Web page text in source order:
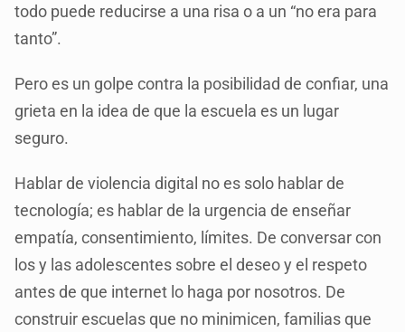
todo puede reducirse a una risa o a un “no era para
tanto”.
Pero es un golpe contra la posibilidad de confiar, una
grieta en la idea de que la escuela es un lugar
seguro.
Hablar de violencia digital no es solo hablar de
tecnología; es hablar de la urgencia de enseñar
empatía, consentimiento, límites. De conversar con
los y las adolescentes sobre el deseo y el respeto
antes de que internet lo haga por nosotros. De
construir escuelas que no minimicen, familias que